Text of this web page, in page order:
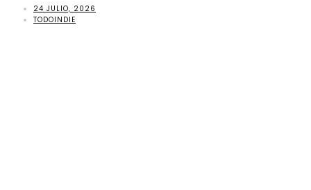
24 JULIO, 2026
TODOINDIE